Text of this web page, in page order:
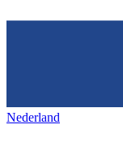
Nederland